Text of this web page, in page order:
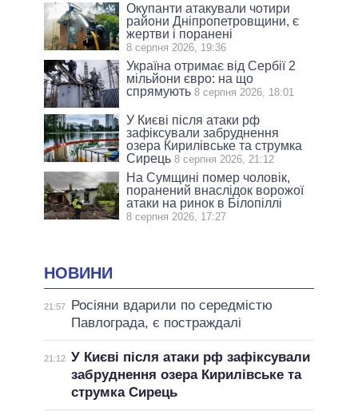
Окупанти атакували чотири
райони Дніпропетровщини, є
жертви і поранені
8 серпня 2026, 19:36
Україна отримає від Сербії 2
мільйони євро: на що
спрямують 8 серпня 2026, 18:01
У Києві після атаки рф
зафіксували забруднення
озера Кирилівське та струмка
Сирець 8 серпня 2026, 21:12
На Сумщині помер чоловік,
поранений внаслідок ворожої
атаки на ринок в Білопіллі
8 серпня 2026, 17:27
НОВИНИ
21:57
Росіяни вдарили по середмістю
Павлограда, є постраждалі
21:12 У Києві після атаки рф зафіксували
забруднення озера Кирилівське та
струмка Сирець